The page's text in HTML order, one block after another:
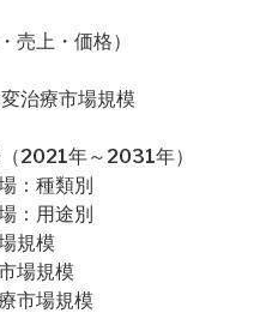
売上・価格）
治療市場規模
2021年～2031年）
：種類別
：用途別
規模
場規模
市場規模